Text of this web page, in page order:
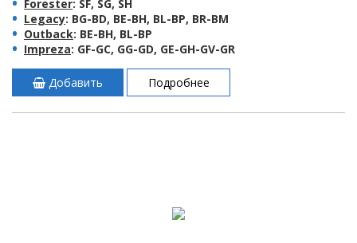
Forester: SF, SG, SH
Legacy: BG-BD, BE-BH, BL-BP, BR-BM
Outback: BE-BH, BL-BP
Impreza: GF-GC, GG-GD, GE-GH-GV-GR
Добавить Подробнее